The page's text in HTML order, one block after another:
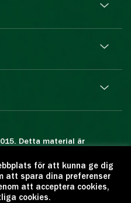
Detta material är
är förbjuden.
ange källan:
Ansvarig utgivare:
för att kunna ge dig
att spara dina preferenser
att acceptera cookies,
cookies.